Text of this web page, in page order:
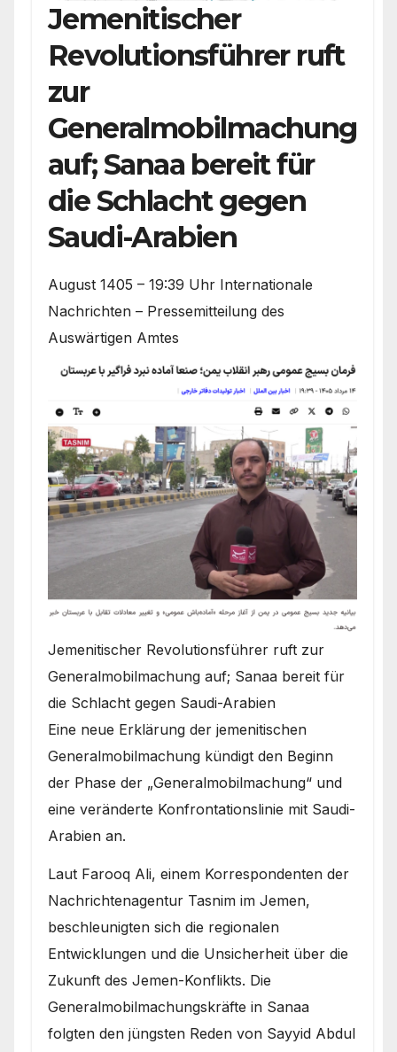
Jemenitischer
Revolutionsführer ruft
zur
Generalmobilmachung
auf; Sanaa bereit für
die Schlacht gegen
Saudi-Arabien
August 1405 – 19:39 Uhr Internationale
Nachrichten – Pressemitteilung des
Auswärtigen Amtes
Jemenitischer Revolutionsführer ruft zur
Generalmobilmachung auf; Sanaa bereit für
die Schlacht gegen Saudi-Arabien
Eine neue Erklärung der jemenitischen
Generalmobilmachung kündigt den Beginn
der Phase der „Generalmobilmachung“ und
eine veränderte Konfrontationslinie mit Saudi-
Arabien an.
Laut Farooq Ali, einem Korrespondenten der
Nachrichtenagentur Tasnim im Jemen,
beschleunigten sich die regionalen
Entwicklungen und die Unsicherheit über die
Zukunft des Jemen-Konflikts. Die
Generalmobilmachungskräfte in Sanaa
folgten den jüngsten Reden von Sayyid Abdul